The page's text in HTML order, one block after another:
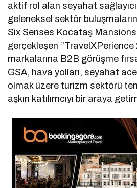
aktif rol alan seyahat
geleneksel sektör
Six Senses Kocataş
gerçekleşen ‘’TravelXPerience
markalarına B2B görüşme
GSA, hava yolları, seyahat
olmak üzere turizm sektörü
aşkın katılımcıyı bir araya